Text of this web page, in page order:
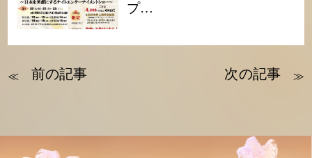
プ…
前の記事 次の記事